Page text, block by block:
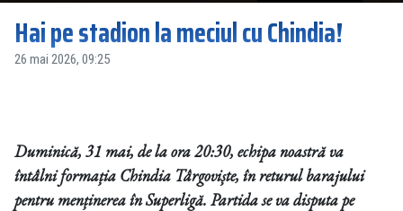
Hai pe stadion la meciul cu Chindia!
26 mai 2026, 09:25
Duminică, 31 mai, de la ora 20:30, echipa noastră va
întâlni formația Chindia Târgoviște, în returul barajului
pentru menținerea în Superligă. Partida se va disputa pe